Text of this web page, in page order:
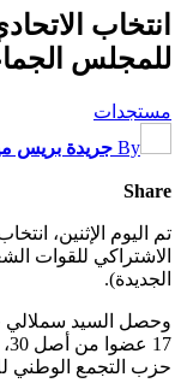
انتخاب
للمجلس
مستجدات
By جريدة بريس
Share
تم اليوم الإثنين،
الاشتراكي للقوات
الجديدة).
وحصل السيد سملالي
حزب التجمع الوطني